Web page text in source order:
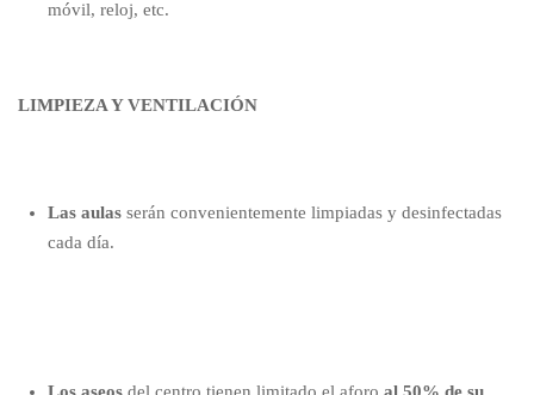
móvil, reloj, etc.
LIMPIEZA Y VENTILACIÓN
Las aulas serán convenientemente limpiadas y desinfectadas
cada día.
Los aseos del centro tienen limitado el aforo al 50% de su